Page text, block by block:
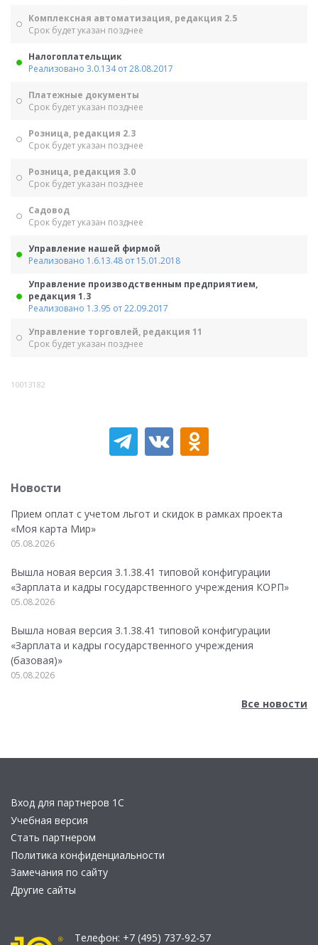
Комплексная автоматизация, редакция 2.5
Срок будет указан позднее
Налогоплательщик
Реализовано 3.0.134 от 28.08.2017
Платежные документы
Срок будет указан позднее
Розница, редакция 2.3
Срок будет указан позднее
Розница, редакция 3.0
Срок будет указан позднее
Садовод
Срок будет указан позднее
Управление нашей фирмой
Реализовано 1.6.13.48 от 15.01.2018
Управление производственным предприятием,
редакция 1.3
Реализовано 1.3.95 от 22.09.2017
Управление торговлей, редакция 11
Срок будет указан позднее
10013182
Новости
Прием оплат с учетом льгот и скидок в рамках проекта
«Моя карта Мир»
05.08.2026
Вышла новая версия 3.1.38.41 типовой конфигурации
«Зарплата и кадры государственного учреждения КОРП»
05.08.2026
Вышла новая версия 3.1.38.41 типовой конфигурации
«Зарплата и кадры государственного учреждения
(базовая)»
05.08.2026
Все новости
Вход для партнеров 1С
Учебная версия
Стать партнером
Политика конфиденциальности
Замечания по сайту
Другие сайты
Телефон: +7 (495) 737-92-57